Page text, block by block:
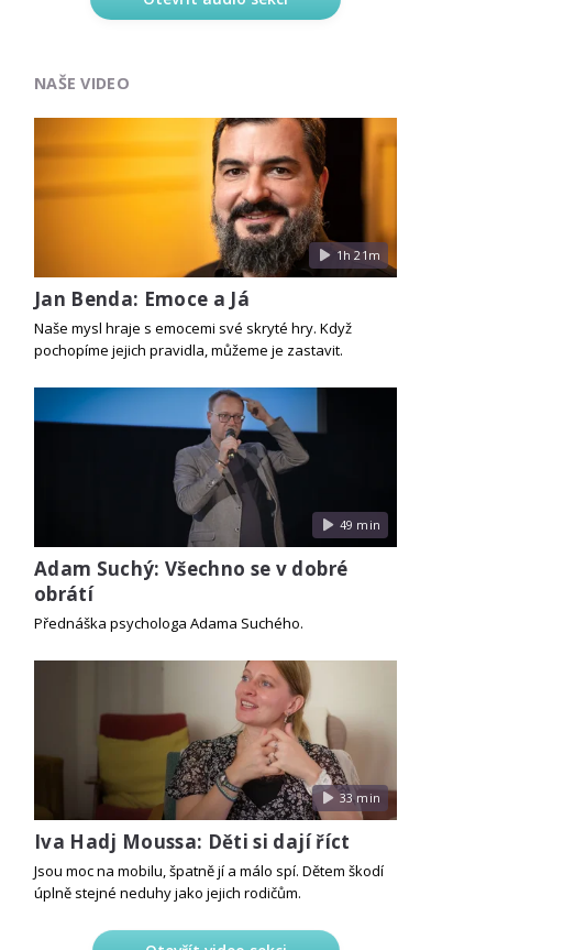
NAŠE VIDEO
1h 21m
Jan Benda: Emoce a Já
Naše mysl hraje s emocemi své skryté hry. Když
pochopíme jejich pravidla, můžeme je zastavit.
49 min
Adam Suchý: Všechno se v dobré
obrátí
Přednáška psychologa Adama Suchého.
33 min
Iva Hadj Moussa: Děti si dají říct
Jsou moc na mobilu, špatně jí a málo spí. Dětem škodí
úplně stejné neduhy jako jejich rodičům.